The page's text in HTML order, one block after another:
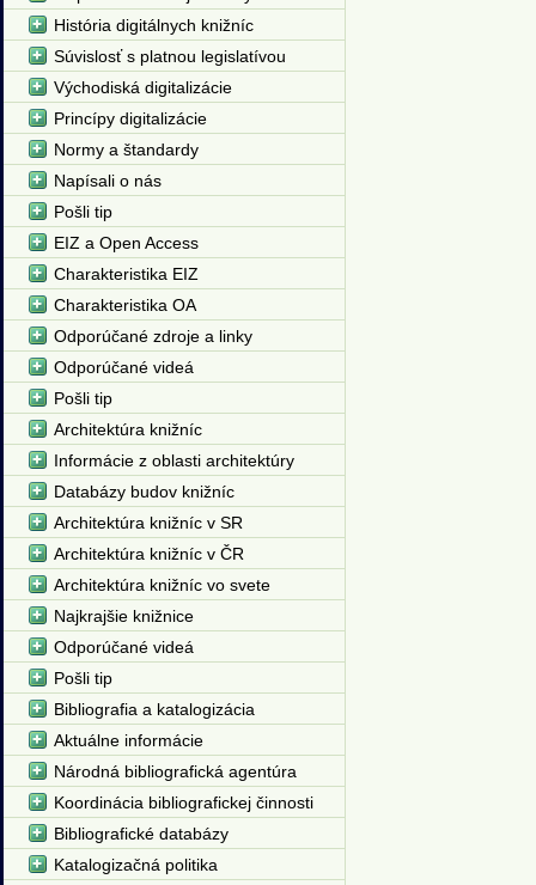
História digitálnych knižníc
Súvislosť s platnou legislatívou
Východiská digitalizácie
Princípy digitalizácie
Normy a štandardy
Napísali o nás
Pošli tip
EIZ a Open Access
Charakteristika EIZ
Charakteristika OA
Odporúčané zdroje a linky
Odporúčané videá
Pošli tip
Architektúra knižníc
Informácie z oblasti architektúry
Databázy budov knižníc
Architektúra knižníc v SR
Architektúra knižníc v ČR
Architektúra knižníc vo svete
Najkrajšie knižnice
Odporúčané videá
Pošli tip
Bibliografia a katalogizácia
Aktuálne informácie
Národná bibliografická agentúra
Koordinácia bibliografickej činnosti
Bibliografické databázy
Katalogizačná politika